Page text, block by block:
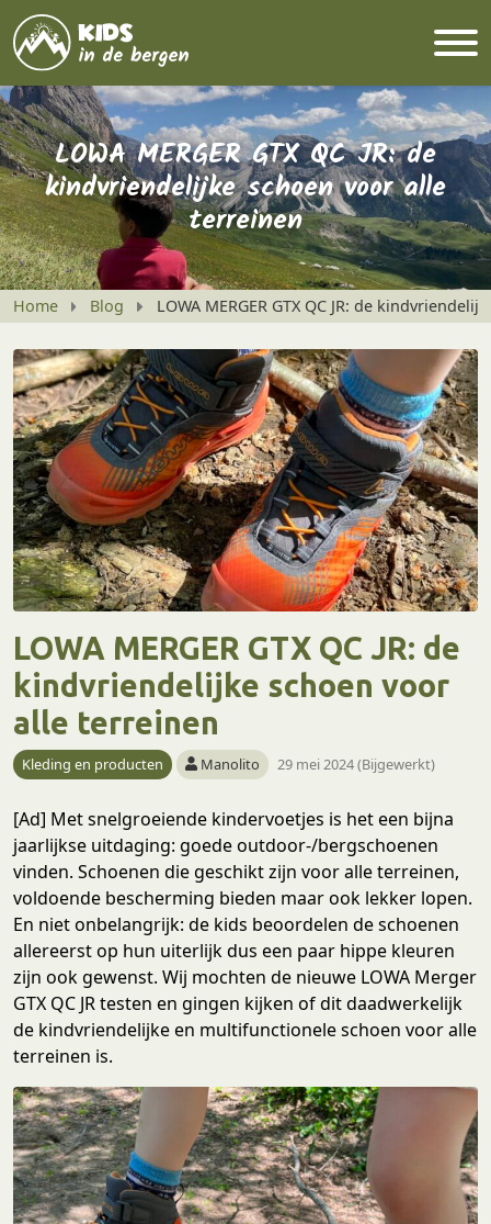
LOWA MERGER GTX QC JR: de
kindvriendelijke schoen voor alle
terreinen
Home Blog LOWA MERGER GTX QC JR: de
LOWA MERGER GTX QC JR: de
kindvriendelijke schoen voor
alle terreinen
Kleding en producten Manolito 29 mei 2024 (Bijgewerkt)
[Ad] Met snelgroeiende kindervoetjes is het een bijna
jaarlijkse uitdaging: goede outdoor-/bergschoenen
vinden. Schoenen die geschikt zijn voor alle terreinen,
voldoende bescherming bieden maar ook lekker lopen.
En niet onbelangrijk: de kids beoordelen de schoenen
allereerst op hun uiterlijk dus een paar hippe kleuren
zijn ook gewenst. Wij mochten de nieuwe LOWA Merger
GTX QC JR testen en gingen kijken of dit daadwerkelijk
de kindvriendelijke en multifunctionele schoen voor alle
terreinen is.